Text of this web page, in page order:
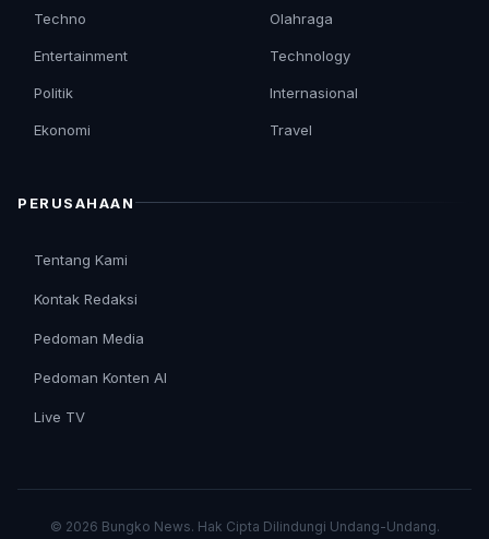
Techno
Entertainment
Politik
Ekonomi
Olahraga
Technology
Internasional
Travel
PERUSAHAAN
Tentang Kami
Kontak Redaksi
Pedoman Media
Pedoman Konten AI
Live TV
© 2026 Bungko News. Hak Cipta Dilindungi Undang-Undang.